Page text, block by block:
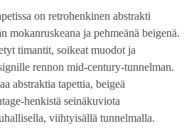
on retrohenkinen abstrakti
mokanruskeana ja pehmeänä beigenä.
timantit, soikeat muodot ja
rennon mid-century-tunnelman.
abstraktia tapettia, beigeä
henkistä seinäkuviota
viihtyisällä tunnelmalla.